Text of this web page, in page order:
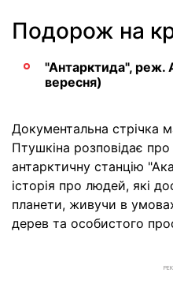
Подорож на
"Антарктида", реж.
вересня)
Документальна стрічка
Птушкіна розповідає
антарктичну станцію
історія про людей, які
планети, живучи в
дерев та особистого